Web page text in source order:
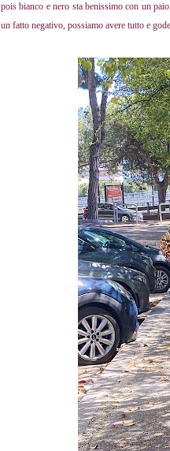
pois bianco e nero sta benissimo con un
un fatto negativo, possiamo avere tutto e